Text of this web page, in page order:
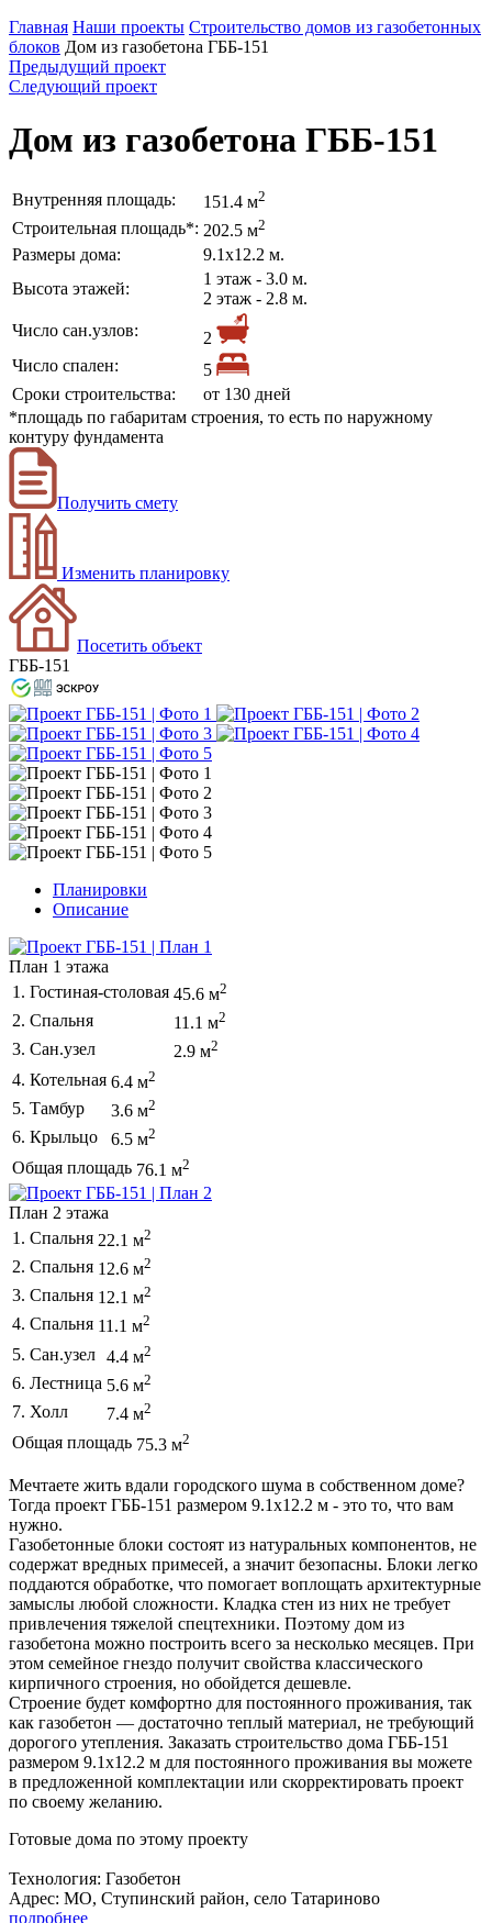
Главная Наши проекты Строительство домов из газобетонных
блоков Дом из газобетона ГББ-151
Предыдущий проект
Следующий проект
Дом из газобетона ГББ-151
Внутренняя площадь: 151.4 м2
Строительная площадь*: 202.5 м2
Размеры дома:
9.1х12.2 м.
Высота этажей:
1 этаж - 3.0 м.
2 этаж - 2.8 м.
Число сан.узлов:
2
Число спален:
5
Сроки строительства:
от 130 дней
*площадь по габаритам строения, то есть по наружному
контуру фундамента
Получить смету
Изменить планировку
Посетить объект
ГББ-151
Планировки
Описание
План 1 этажа
1. Гостиная-столовая 45.6 м2
2. Спальня 11.1 м2
3. Сан.узел 2.9 м2
4. Котельная 6.4 м2
5. Тамбур 3.6 м2
6. Крыльцо 6.5 м2
Общая площадь 76.1 м2
План 2 этажа
1. Спальня 22.1 м2
2. Спальня 12.6 м2
3. Спальня 12.1 м2
4. Спальня 11.1 м2
5. Сан.узел 4.4 м2
6. Лестница 5.6 м2
7. Холл 7.4 м2
Общая площадь 75.3 м2
Мечтаете жить вдали городского шума в собственном доме?
Тогда проект ГББ-151 размером 9.1х12.2 м - это то, что вам
нужно.
Газобетонные блоки состоят из натуральных компонентов, не
содержат вредных примесей, а значит безопасны. Блоки легко
поддаются обработке, что помогает воплощать архитектурные
замыслы любой сложности. Кладка стен из них не требует
привлечения тяжелой спецтехники. Поэтому дом из
газобетона можно построить всего за несколько месяцев. При
этом семейное гнездо получит свойства классического
кирпичного строения, но обойдется дешевле.
Строение будет комфортно для постоянного проживания, так
как газобетон — достаточно теплый материал, не требующий
дорогого утепления. Заказать строительство дома ГББ-151
размером 9.1х12.2 м для постоянного проживания вы можете
в предложенной комплектации или скорректировать проект
по своему желанию.
Готовые дома по этому проекту
Технология: Газобетон
Адрес: МО, Ступинский район, село Татариново
подробнее